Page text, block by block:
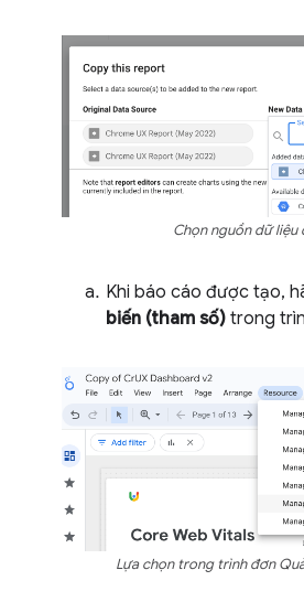
Chọn nguồn dữ liệu
Khi báo cáo được tạo,
biến (tham số) trong
Lựa chọn trong trình đơn